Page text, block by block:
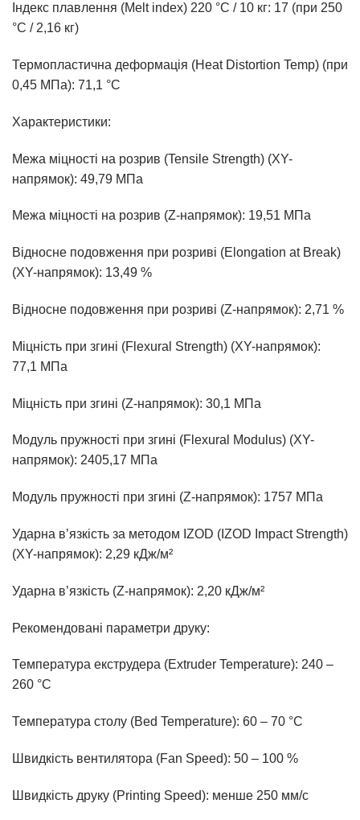
Індекс плавлення (Melt index) 220 °C / 10 кг: 17 (при 250
°C / 2,16 кг)
Термопластична деформація (Heat Distortion Temp) (при
0,45 МПа): 71,1 °C
Характеристики:
Межа міцності на розрив (Tensile Strength) (XY-
напрямок): 49,79 МПа
Межа міцності на розрив (Z-напрямок): 19,51 МПа
Відносне подовження при розриві (Elongation at Break)
(XY-напрямок): 13,49 %
Відносне подовження при розриві (Z-напрямок): 2,71 %
Міцність при згині (Flexural Strength) (XY-напрямок):
77,1 МПа
Міцність при згині (Z-напрямок): 30,1 МПа
Модуль пружності при згині (Flexural Modulus) (XY-
напрямок): 2405,17 МПа
Модуль пружності при згині (Z-напрямок): 1757 МПа
Ударна в’язкість за методом IZOD (IZOD Impact Strength)
(XY-напрямок): 2,29 кДж/м²
Ударна в’язкість (Z-напрямок): 2,20 кДж/м²
Рекомендовані параметри друку:
Температура екструдера (Extruder Temperature): 240 –
260 °C
Температура столу (Bed Temperature): 60 – 70 °C
Швидкість вентилятора (Fan Speed): 50 – 100 %
Швидкість друку (Printing Speed): менше 250 мм/с